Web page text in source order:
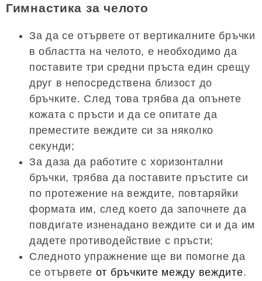
Гимнастика за челото
За да се отървете от вертикалните бръчки
в областта на челото, е необходимо да
поставите три средни пръста един срещу
друг в непосредствена близост до
бръчките. След това трябва да опънете
кожата с пръсти и да се опитате да
преместите веждите си за няколко
секунди;
За даза да работите с хоризонтални
бръчки, трябва да поставите пръстите си
по протежение на веждите, повтаряйки
формата им, след което да започнете да
повдигате изненадано веждите си и да им
дадете противодействие с пръсти;
Следното упражнение ще ви помогне да
се отървете от бръчките между веждите.